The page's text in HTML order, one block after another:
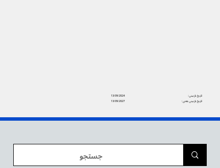
13/09/2024
تاریخ بازبینی:
13/09/2027
تاریخ بازبینی بعدی: